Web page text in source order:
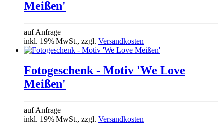
Meißen'
auf Anfrage
inkl. 19% MwSt., zzgl. Versandkosten
Fotogeschenk - Motiv 'We Love
Meißen'
auf Anfrage
inkl. 19% MwSt., zzgl. Versandkosten